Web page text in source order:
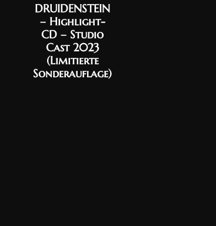
DRUIDENSTEIN
– Highlight-
CD – Studio
Cast 2023
(Limitierte
Sonderauflage)